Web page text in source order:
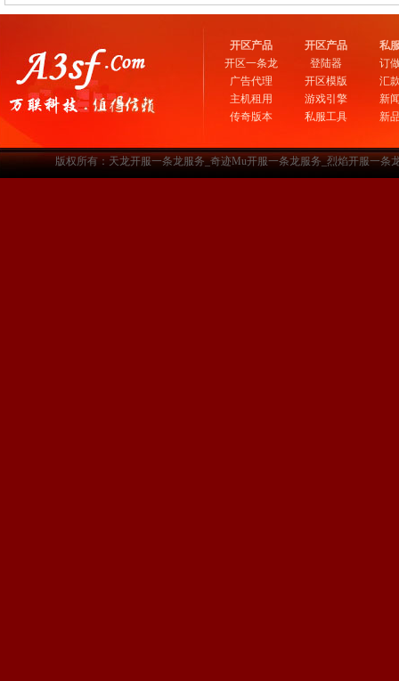
开区产品
开区一条龙
广告代理
主机租用
传奇版本
开区产品
登陆器
开区模版
游戏引擎
私服工具
私
订
汇
新
新
版权所有：天龙开服一条龙服务_奇迹Mu开服一条龙服务_烈焰开服一条